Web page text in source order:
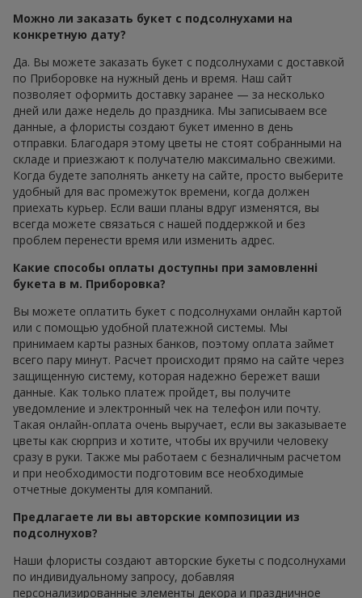
Можно ли заказать букет с подсолнухами на
конкретную дату?
Да. Вы можете заказать букет с подсолнухами с доставкой
по Приборовке на нужный день и время. Наш сайт
позволяет оформить доставку заранее — за несколько
дней или даже недель до праздника. Мы записываем все
данные, а флористы создают букет именно в день
отправки. Благодаря этому цветы не стоят собранными на
складе и приезжают к получателю максимально свежими.
Когда будете заполнять анкету на сайте, просто выберите
удобный для вас промежуток времени, когда должен
приехать курьер. Если ваши планы вдруг изменятся, вы
всегда можете связаться с нашей поддержкой и без
проблем перенести время или изменить адрес.
Какие способы оплаты доступны при замовленні
букета в м. Приборовка?
Вы можете оплатить букет с подсолнухами онлайн картой
или с помощью удобной платежной системы. Мы
принимаем карты разных банков, поэтому оплата займет
всего пару минут. Расчет происходит прямо на сайте через
защищенную систему, которая надежно бережет ваши
данные. Как только платеж пройдет, вы получите
уведомление и электронный чек на телефон или почту.
Такая онлайн-оплата очень выручает, если вы заказываете
цветы как сюрприз и хотите, чтобы их вручили человеку
сразу в руки. Также мы работаем с безналичным расчетом
и при необходимости подготовим все необходимые
отчетные документы для компаний.
Предлагаете ли вы авторские композиции из
подсолнухов?
Наши флористы создают авторские букеты с подсолнухами
по индивидуальному запросу, добавляя
персонализированные элементы декора и праздничное